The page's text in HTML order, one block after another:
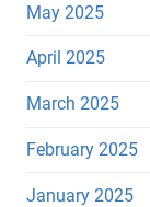
May 2025
April 2025
March 2025
February 2025
January 2025